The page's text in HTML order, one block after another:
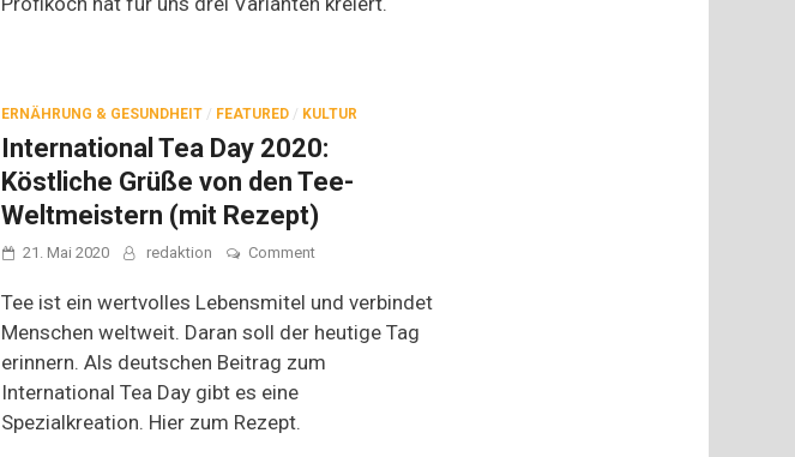
aus,
ERNÄHRUNG & GESUNDHEIT / FEATURED / KULTUR
International Tea Day 2020:
Köstliche Grüße von den Tee-
Weltmeistern (mit Rezept)
21. Mai 2020 redaktion Commenton
Tea
2020:
Köstliche
Tee ist ein wertvolles Lebensmitel und verbindet
Menschen weltweit. Daran soll der heutige Tag
erinnern. Als deutschen Beitrag zum
International Tea Day gibt es eine
Spezialkreation. Hier zum Rezept.